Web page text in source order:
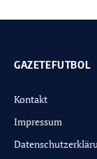
GAZETEFUTBOL
Kontakt
Impressum